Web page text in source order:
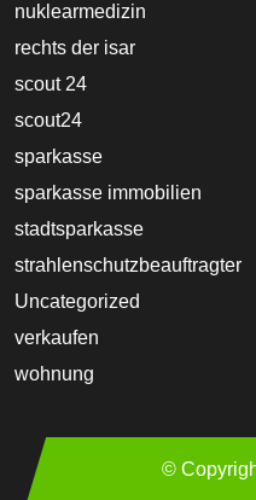
nuklearmedizin
rechts der isar
scout 24
scout24
sparkasse
sparkasse immobilien
stadtsparkasse
strahlenschutzbeauftragter
Uncategorized
verkaufen
wohnung
©